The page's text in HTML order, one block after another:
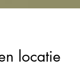
locatie